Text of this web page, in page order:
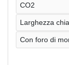
CO2
Larghezza
Con foro di